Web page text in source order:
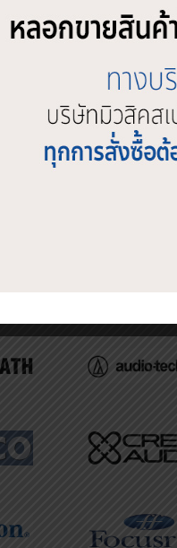
ไมโครโฟนไร้สาย SHURE
2 3 … 8